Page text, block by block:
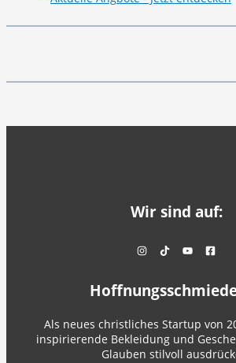
Wir sind auf:
Als neues christliches Startup von
inspirierende Bekleidung und
Glauben stilvoll